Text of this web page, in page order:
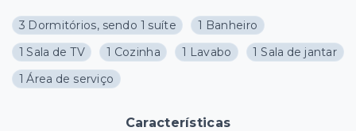
3 Dormitórios, sendo 1 suíte
1 Banheiro
1 Sala de TV
1 Cozinha 1 Lavabo
1 Sala de jantar
1 Área de serviço
Características